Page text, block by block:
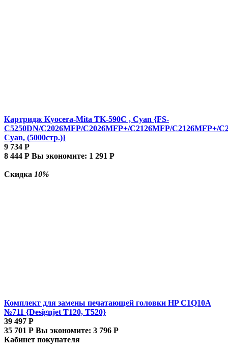
Картридж Kyocera-Mita TK-590C , Cyan {FS-
C5250DN/C2026MFP/C2026MFP+/C2126MFP/C2126MFP+/
Cyan, (5000стр.)}
9 734 Р
8 444 Р Вы экономите: 1 291 Р
Скидка 10%
Комплект для замены печатающей головки HP C1Q10A
№711 {Designjet T120, T520}
39 497 Р
35 701 Р Вы экономите: 3 796 Р
Кабинет покупателя